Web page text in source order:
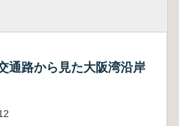
通路から見た大阪湾沿岸